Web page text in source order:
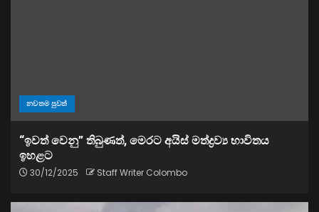
නවතම පුවත්
“ඉවත් වෙනු” තිබුණත්, මෙරට අයිස් මත්ද්‍රව්‍ය භාවිතය
ඉහළට
30/12/2025 Staff Writer Colombo